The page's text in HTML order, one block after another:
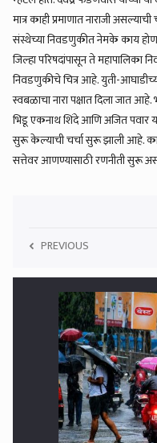
मात्र काही प्रमाणात नाराजी
संस्थेच्या निवडणुकीत नेमके काय
जिल्हा परिषदांपासून ते महापालिका
निवडणुकीचे चित्र आहे. युती-
स्वबळाचा नारा पक्षात दिला जात
भिडू एकनाथ शिंदे आणि अजित पवार
सुरू केल्याची चर्चा सुरू झाली आहे.
सत्तेवर आणण्यासाठी रणनीती सुरू
PREVIOUS